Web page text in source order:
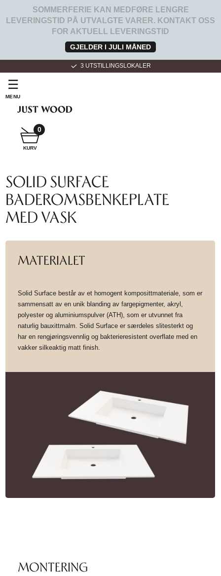
SOMMERFERIE KAN MEDFØRE LENGRE
LEVERINGSTID PÅ UTVALGTE VARER. KONTAKT OSS
FOR AKTUELL LEVERINGSTID
GJELDER I JULI MÅNED
3 UTSTILLINGSLOKALER
☰
MENU
SNEKKER
FOR
HJEMMET
FINN
KURV
0
SOLID SURFACE
BADEROMSBENKEPLATE
MED VASK
MATERIALET
Solid Surface består av et homogent komposittmateriale, som er
sammensatt av en unik blanding av fargepigmenter, akryl,
polyester og aluminiumspulver (ATH), som er utvunnet fra
naturlig bauxittmalm. Solid Surface er særdeles slitesterkt og
har en rengjøringsvennlig og bakterieresistent overflate med en
vakker silkeaktig matt finish.
MONTERING